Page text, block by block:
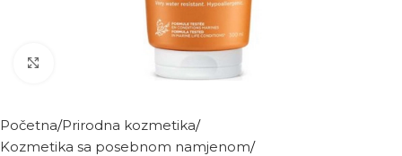
Početna Prirodna kozmetika
Kozmetika sa posebnom namjenom